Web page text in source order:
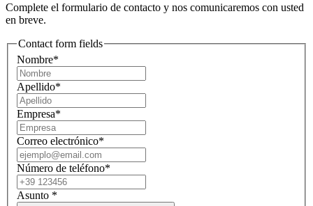
Complete el formulario de contacto y nos comunicaremos con usted
en breve.
Contact form fields
Nombre*
Apellido*
Empresa*
Correo electrónico*
Número de teléfono*
Asunto *